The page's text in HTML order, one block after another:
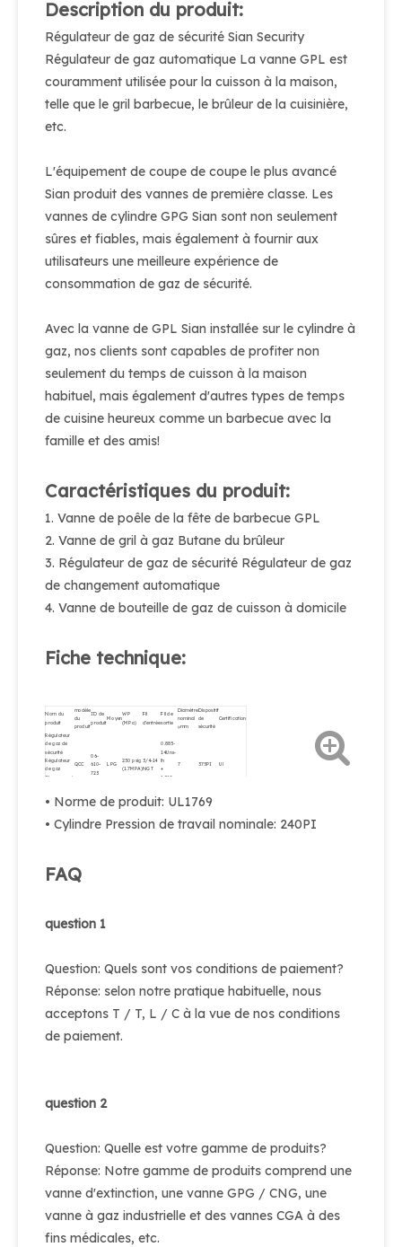
Description du produit:
Régulateur de gaz de sécurité Sian Security
Régulateur de gaz automatique La vanne GPL est
couramment utilisée pour la cuisson à la maison,
telle que le gril barbecue, le brûleur de la cuisinière,
etc.
L'équipement de coupe de coupe le plus avancé
Sian produit des vannes de première classe. Les
vannes de cylindre GPG Sian sont non seulement
sûres et fiables, mais également à fournir aux
utilisateurs une meilleure expérience de
consommation de gaz de sécurité.
Avec la vanne de GPL Sian installée sur le cylindre à
gaz, nos clients sont capables de profiter non
seulement du temps de cuisson à la maison
habituel, mais également d'autres types de temps
de cuisine heureux comme un barbecue avec la
famille et des amis!
Caractéristiques du produit:
1. Vanne de poêle de la fête de barbecue GPL
2. Vanne de gril à gaz Butane du brûleur
3. Régulateur de gaz de sécurité Régulateur de gaz
de changement automatique
4. Vanne de bouteille de gaz de cuisson à domicile
Fiche technique:
Nom du
produit
modèle
du
produit
ID de
produit
Moyen
WP
(MPa)
Fil
d'entrée
Fil de
sortie
Diamètre
nominal
φmm
Dispositif
de
sécurité
Certification
Régulateur
de gaz de
sécurité
Régulateur
de gaz
Changement
QCC
06-
610-
723
LPG
250 psig
(1.7MPA)
3/4-14
NGT
0.885-
14Uns-
lh
+
1.312-
7 375PI Ul
• Norme de produit: UL1769
• Cylindre Pression de travail nominale: 240PI
FAQ
question 1
Question: Quels sont vos conditions de paiement?
Réponse: selon notre pratique habituelle, nous
acceptons T / T, L / C à la vue de nos conditions
de paiement.
question 2
Question: Quelle est votre gamme de produits?
Réponse: Notre gamme de produits comprend une
vanne d'extinction, une vanne GPG / CNG, une
vanne à gaz industrielle et des vannes CGA à des
fins médicales, etc.